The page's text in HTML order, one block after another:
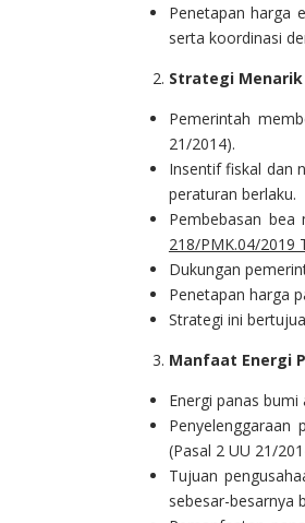
Penetapan harga
serta koordinasi
Strategi
Pemerintah
21/2014).
Insentif fiskal dan
peraturan berlaku.
Pembebasan
218/PMK.04/2019
Dukungan
Penetapan harga
Strategi ini
Manfaat Energi
Energi panas
Penyelenggaraan
(Pasal 2 UU 21/
Tujuan
sebesar-besarnya